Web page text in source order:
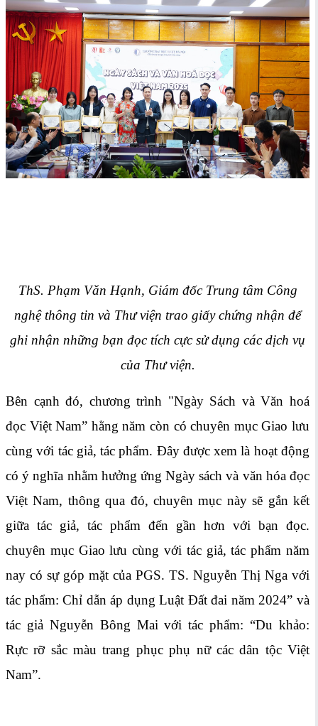
ThS. Phạm Văn Hạnh, Giám đốc Trung tâm Công
nghệ thông tin và Thư viện trao giấy chứng nhận để
ghi nhận những bạn đọc tích cực sử dụng các dịch vụ
của Thư viện.
Bên cạnh đó, chương trình "Ngày Sách và Văn hoá
đọc Việt Nam” hằng năm còn có chuyên mục Giao lưu
cùng với tác giả, tác phẩm. Đây được xem là hoạt động
có ý nghĩa nhằm hưởng ứng Ngày sách và văn hóa đọc
Việt Nam, thông qua đó, chuyên mục này sẽ gắn kết
giữa tác giả, tác phẩm đến gần hơn với bạn đọc.
chuyên mục Giao lưu cùng với tác giả, tác phẩm năm
nay có sự góp mặt của PGS. TS. Nguyễn Thị Nga với
tác phẩm: Chỉ dẫn áp dụng Luật Đất đai năm 2024” và
tác giả Nguyễn Bông Mai với tác phẩm: “Du khảo:
Rực rỡ sắc màu trang phục phụ nữ các dân tộc Việt
Nam”.